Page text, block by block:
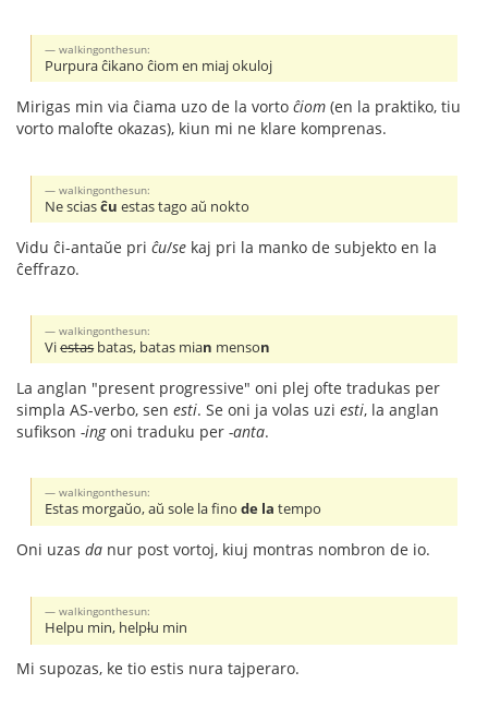
walkingonthesun:
Purpura ĉikano ĉiom en miaj okuloj
Mirigas min via ĉiama uzo de la vorto ĉiom (en la praktiko, tiu
vorto malofte okazas), kiun mi ne klare komprenas.
walkingonthesun:
Ne sciasĉu estas tago aŭ nokto
Vidu ĉi-antaŭe pri ĉu/se kaj pri la manko de subjekto en la
ĉeffrazo.
walkingonthesun:
Viestasbatas, batas mian menson
La anglan "present progressive" oni plej ofte tradukas per
simpla AS-verbo, sen esti. Se oni ja volas uzi esti, la anglan
sufikson -ingoni traduku per -anta.
walkingonthesun:
Estas morgaŭo, aŭ sole la finode la tempo
Oni uzas da nur post vortoj, kiuj montras nombron de io.
walkingonthesun:
Helpu min, helplu min
Mi supozas, ke tio estis nura tajperaro.